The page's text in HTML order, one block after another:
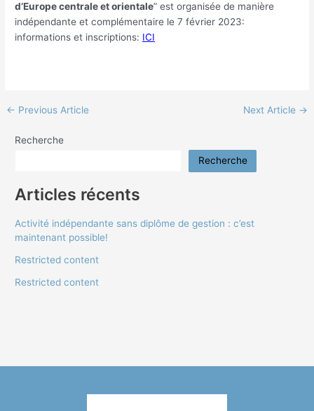
d’Europe centrale et orientale” est organisée de manière
indépendante et complémentaire le 7 février 2023:
informations et inscriptions: ICI
← Previous Article Next Article →
Recherche
Recherche
Articles récents
Activité indépendante sans diplôme de gestion : c’est
maintenant possible!
Restricted content
Restricted content